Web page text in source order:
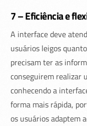
7 – Eficiência e
A interface deve
usuários leigos
precisam ter as
conseguirem realizar
conhecendo a
forma mais rápida,
os usuários adaptem